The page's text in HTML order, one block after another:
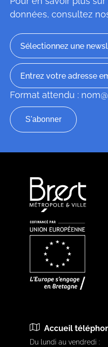
données, consultez
Format attendu :
Accueil
Du lundi au vendredi :